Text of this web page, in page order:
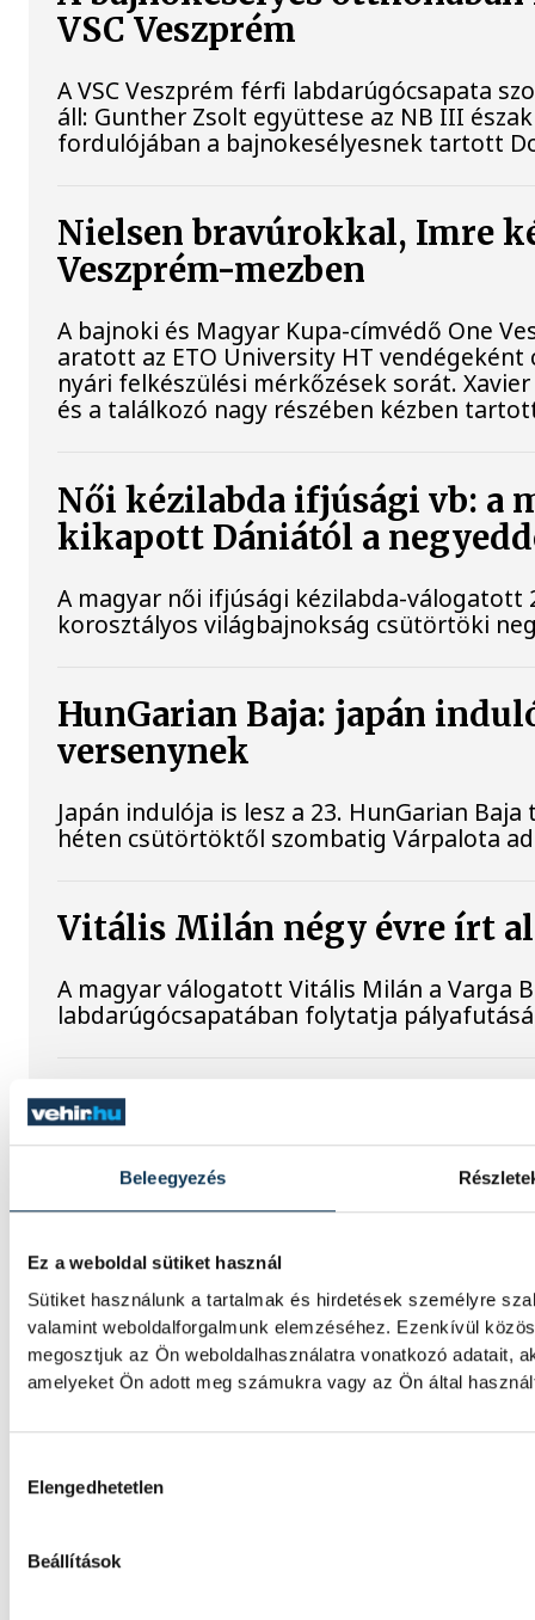
Beleegyezés
Ez a weboldal sütiket használ
Sütiket használunk a tartalmak és hirdetések személyre
valamint weboldalforgalmunk elemzéséhez. Ezenkívül
megosztjuk az Ön weboldalhasználatra vonatkozó adatait,
amelyeket Ön adott meg számukra vagy az Ön által
Elengedhetetlen
Beállítások
VSC Veszprém
A VSC Veszprém férfi labdarúgócsapata
áll: Gunther Zsolt együttese az NB III
fordulójában a bajnokesélyesnek tartott
Nielsen bravúrokkal, Imre
Veszprém-mezben
A bajnoki és Magyar Kupa-címvédő One
aratott az ETO University HT
nyári felkészülési mérkőzések sorát.
és a találkozó nagy részében kézben
Női kézilabda ifjúsági vb: a
kikapott Dániától a
A magyar női ifjúsági kézilabda-
korosztályos világbajnokság csütörtöki
HunGarian Baja: japán
versenynek
Japán indulója is lesz a 23. HunGarian
héten csütörtöktől szombatig Várpalota
Vitális Milán négy évre írt
A magyar válogatott Vitális Milán a Varga
labdarúgócsapatában folytatja
Betlehem szerint az idő
környezetben találna
A nyíltvízi úszó Betlehem Dávid a párizsi
Florian Wellbrock mögött; a 22 éves
bajnokán.
Gulácsi Péter győzelemmel
Villarrealban
Gulácsi Péter kezdőként szerepelt új